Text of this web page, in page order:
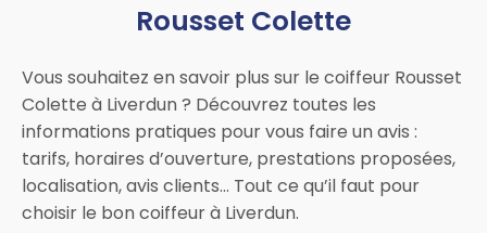
Rousset Colette
Vous souhaitez en savoir plus sur le coiffeur Rousset
Colette à Liverdun ? Découvrez toutes les
informations pratiques pour vous faire un avis :
tarifs, horaires d’ouverture, prestations proposées,
localisation, avis clients… Tout ce qu’il faut pour
choisir le bon coiffeur à Liverdun.